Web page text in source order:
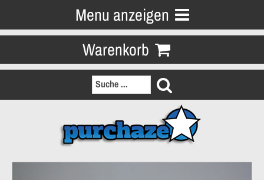
Menu anzeigen
Warenkorb